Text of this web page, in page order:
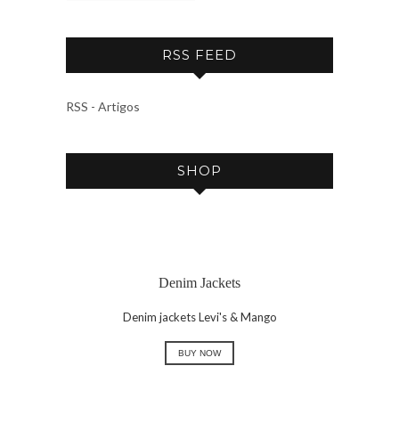
C
V
RSS FEED
RSS - Artigos
SHOP
Denim Jackets
Denim jackets Levi's & Mango
BUY NOW